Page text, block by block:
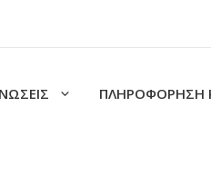
ΠΛΗΡΟΦΟΡΗΣΗ